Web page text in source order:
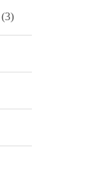
(3)